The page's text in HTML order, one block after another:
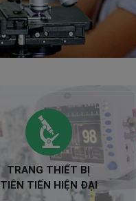
TRANG THIẾT BỊ
TIÊN TIẾN HIỆN ĐẠI